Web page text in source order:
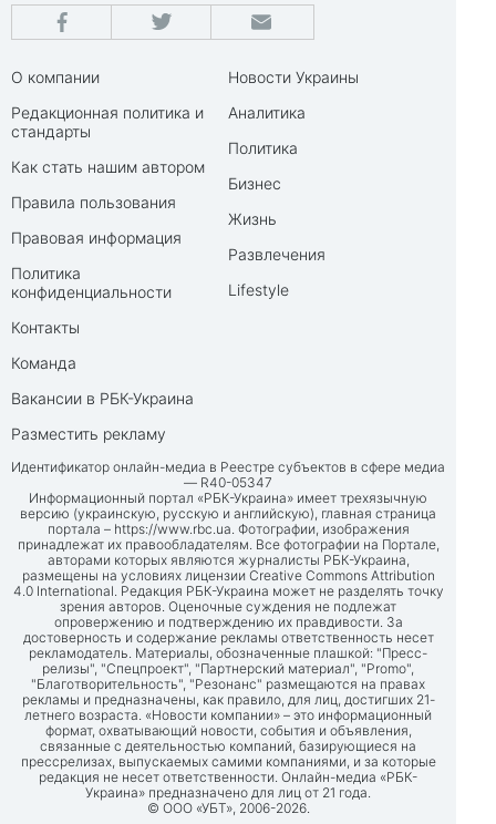
О компании
Редакционная политика и
стандарты
Как стать нашим автором
Правила пользования
Правовая информация
Политика
конфиденциальности
Контакты
Команда
Вакансии в РБК-Украина
Разместить рекламу
Новости Украины
Аналитика
Политика
Бизнес
Жизнь
Развлечения
Lifestyle
Идентификатор онлайн-медиа в Реестре субъектов в сфере медиа
— R40-05347
Информационный портал «РБК-Украина» имеет трехязычную
версию (украинскую, русскую и английскую), главная страница
портала – https://www.rbc.ua. Фотографии, изображения
принадлежат их правообладателям. Все фотографии на Портале,
авторами которых являются журналисты РБК-Украина,
размещены на условиях лицензии Creative Commons Attribution
4.0 International. Редакция РБК-Украина может не разделять точку
зрения авторов. Оценочные суждения не подлежат
опровержению и подтверждению их правдивости. За
достоверность и содержание рекламы ответственность несет
рекламодатель. Материалы, обозначенные плашкой: "Пресс-
релизы", "Спецпроект", "Партнерский материал", "Promo",
"Благотворительность", "Резонанс" размещаются на правах
рекламы и предназначены, как правило, для лиц, достигших 21-
летнего возраста. «Новости компании» – это информационный
формат, охватывающий новости, события и объявления,
связанные с деятельностью компаний, базирующиеся на
прессрелизах, выпускаемых самими компаниями, и за которые
редакция не несет ответственности. Онлайн-медиа «РБК-
Украина» предназначено для лиц от 21 года.
© ООО «УБТ», 2006-2026.